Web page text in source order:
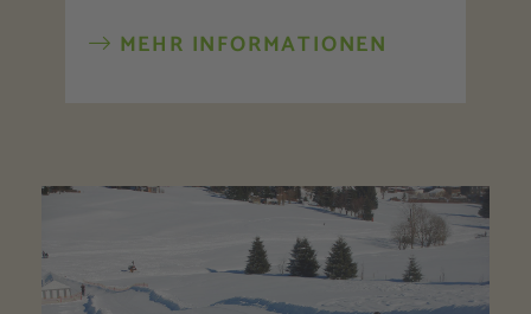
MEHR INFORMATIONEN